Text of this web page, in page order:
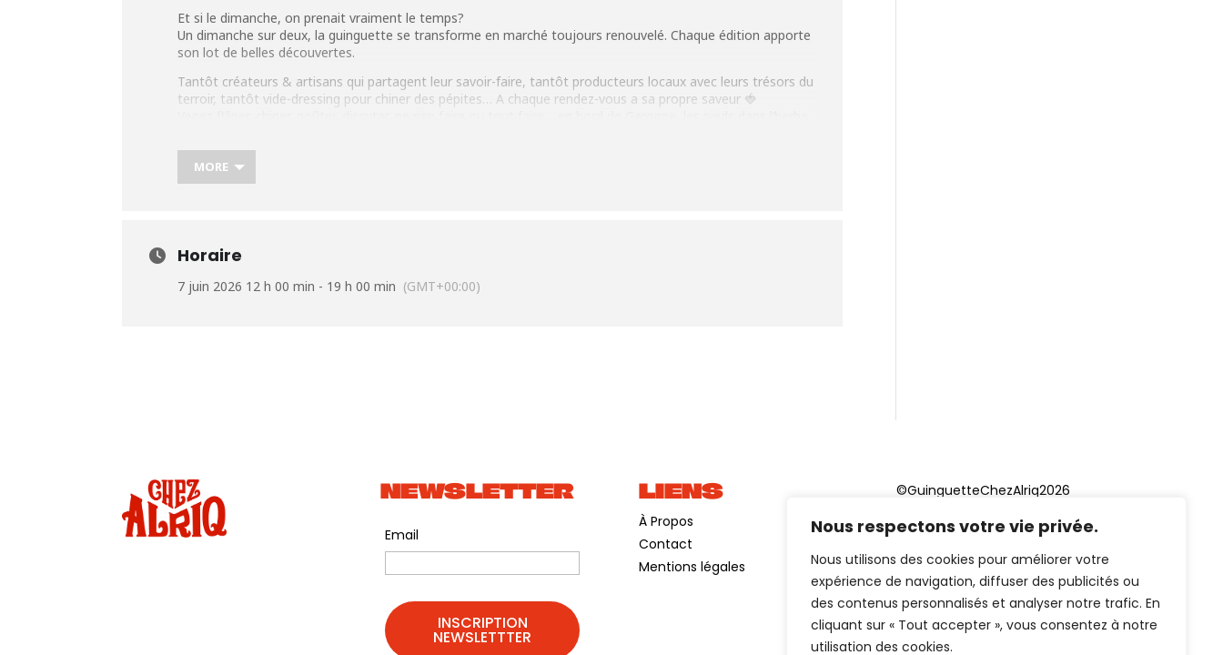
Nous respectons votre vie privée.
Nous utilisons des cookies pour améliorer votre
expérience de navigation, diffuser des publicités ou
des contenus personnalisés et analyser notre trafic. En
cliquant sur « Tout accepter », vous consentez à notre
utilisation des cookies.
Et si le dimanche, on prenait vraiment le temps?
Un dimanche sur deux, la guinguette se transforme en marché toujours renouvelé. Chaque édition apporte
son lot de belles découvertes.
Tantôt créateurs & artisans qui partagent leur savoir-faire, tantôt producteurs locaux avec leurs trésors du
terroir, tantôt vide-dressing pour chiner des pépites… A chaque rendez-vous a sa propre saveur 🍓
☀️Ambiance familiale garantie, entrée libre, bonne humeur comprise.
📩 Vous souhaitez participer ?
MORE
Horaire
7 juin 2026 12 h 00 min - 19 h 00 min (GMT+00:00)
NEWSLETTER
Email
LIENS
À Propos
Contact
Mentions légales
©GuinguetteChezAlriq2026
Création site internet YOSOY